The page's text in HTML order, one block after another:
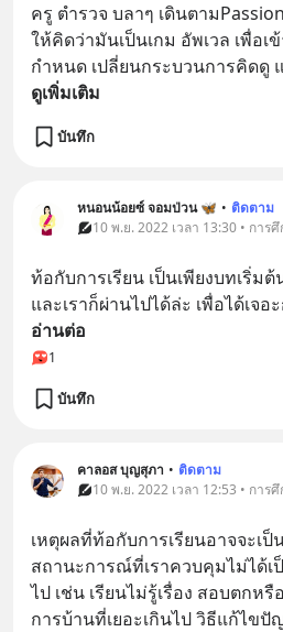
ครู ตำรวจ บลาๆ เดินตาม
ให้คิดว่ามันเป็นเกม อัพเวล เพื่อเ
กำหนด เปลี่ยนกระบวนการคิดดู
ดูเพิ่มเติม
บันทึก
หนอนน้อยซ์ จอมป่วน 🦋 • ติดตาม
10 พ.ย. 2022 เวลา 13:30 • การ
ท้อกับการเรียน เป็นเพียงบทเริ่ม
และเราก็ผ่านไปได้ล่ะ เพื่อได้เจ
อ่านต่อ
1
บันทึก
คาลอส บุญสุภา • ติดตาม
10 พ.ย. 2022 เวลา 12:53 • การ
เหตุผลที่ท้อกับการเรียนอาจจะเป็
สถานะการณ์ที่เราควบคุมไม่ได้
ไป เช่น เรียนไม่รู้เรื่อง สอบตกห
การบ้านที่เยอะเกินไป วิธีแก้ไข